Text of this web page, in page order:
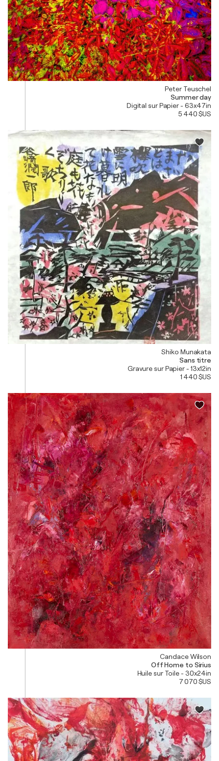
Peter Teuschel
Summer day
Digital sur Papier - 63x47in
5 440 $US
Shiko Munakata
Sans titre
Gravure sur Papier - 13x12in
1 440 $US
Candace Wilson
Off Home to Sirius
Huile sur Toile - 30x24in
7 070 $US